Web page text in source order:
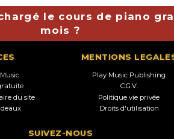
le cours de piano
mois ?
du site
MENTIONS
Play Music Publishing
C.G.V.
Politique vie privée
Droits d'utilisation
SUIVEZ-NOUS